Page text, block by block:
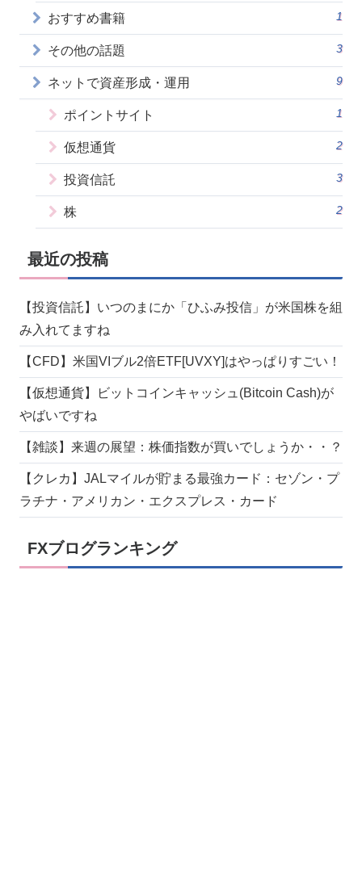
おすすめ書籍 1
その他の話題 3
ネットで資産形成・運用 9
ポイントサイト 1
仮想通貨 2
投資信託 3
株 2
最近の投稿
【投資信託】いつのまにか「ひふみ投信」が米国株を組
み入れてますね
【CFD】米国VIブル2倍ETF[UVXY]はやっぱりすごい！
【仮想通貨】ビットコインキャッシュ(Bitcoin Cash)が
やばいですね
【雑談】来週の展望：株価指数が買いでしょうか・・？
【クレカ】JALマイルが貯まる最強カード：セゾン・プ
ラチナ・アメリカン・エクスプレス・カード
FXブログランキング